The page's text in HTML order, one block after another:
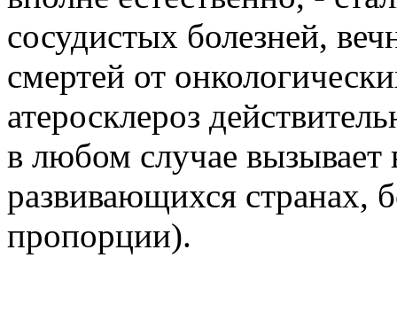
сосудистых болезней,
смертей от
атеросклероз
в любом случае
развивающихся странах,
пропорции).